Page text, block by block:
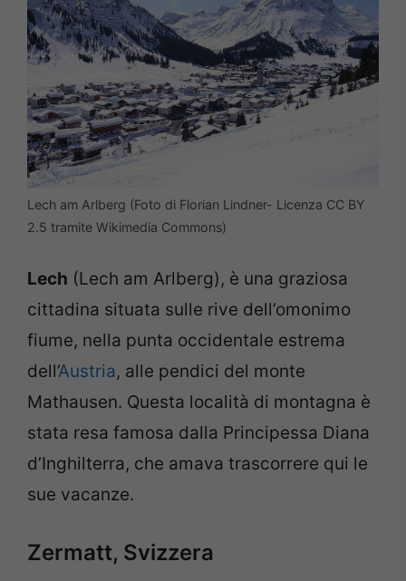
Lech am Arlberg (Foto di Florian Lindner- Licenza CC BY
2.5 tramite Wikimedia Commons)
Lech (Lech am Arlberg), è una graziosa
cittadina situata sulle rive dell’omonimo
fiume, nella punta occidentale estrema
dell’Austria, alle pendici del monte
Mathausen. Questa località di montagna è
stata resa famosa dalla Principessa Diana
d’Inghilterra, che amava trascorrere qui le
sue vacanze.
Zermatt, Svizzera